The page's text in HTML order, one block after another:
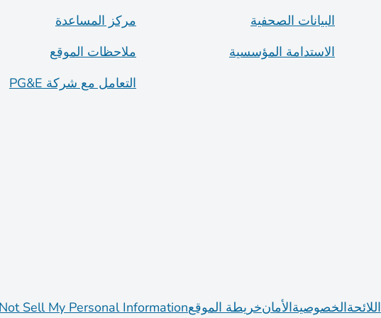
البيانات الصحفية
الاستدامة المؤسسية
مركز المساعدة
ملاحظات الموقع
التعامل مع شركة PG&E
اللائحةالخصوصيةالأمانخريطة الموقعSell My Personal Information